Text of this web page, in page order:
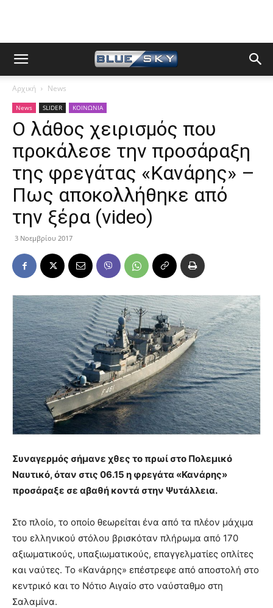
Αρχική News
News SLIDER ΚΟΙΝΩΝΙΑ
Ο λάθος χειρισμός που
προκάλεσε την προσάραξη
της φρεγάτας «Κανάρης» –
Πως αποκολλήθηκε από
την ξέρα (video)
3 Νοεμβρίου 2017
Συναγερμός σήμανε χθες το πρωί στο Πολεμικό
Ναυτικό, όταν στις 06.15 η φρεγάτα «Κανάρης»
προσάραξε σε αβαθή κοντά στην Ψυτάλλεια.
Στο πλοίο, το οποίο θεωρείται ένα από τα πλέον μάχιμα
του ελληνικού στόλου βρισκόταν πλήρωμα από 170
αξιωματικούς, υπαξιωματικούς, επαγγελματίες οπλίτες
και ναύτες. Το «Κανάρης» επέστρεφε από αποστολή στο
κεντρικό και το Νότιο Αιγαίο στο ναύσταθμο στη
Σαλαμίνα.